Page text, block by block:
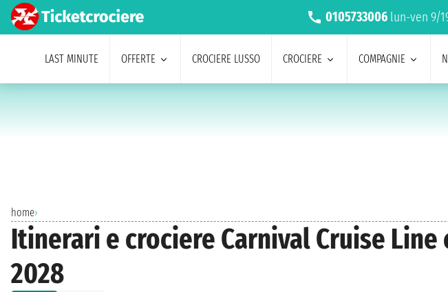
0105733006 lun-ven 9/
LAST MINUTE OFFERTE CROCIERE LUSSO CROCIERE COMPAGNIE
home›
Itinerari e crociere Carnival Cruise
2028